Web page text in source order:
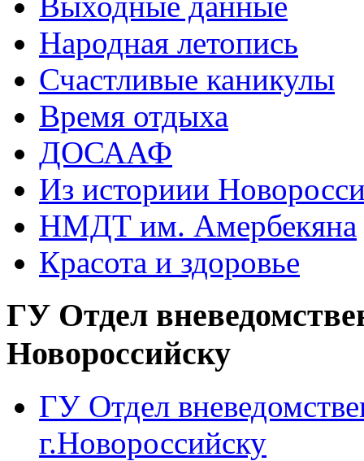
Народная летопись
Счастливые каникулы
Время отдыха
ДОСААФ
Из историии
НМДТ им. Амербекяна
Красота и здоровье
ГУ Отдел
Новороссийску
ГУ Отдел
г.Новороссийску